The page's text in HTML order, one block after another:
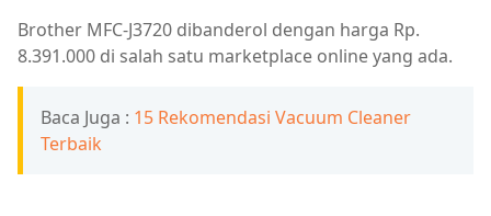
Brother MFC-J3720 dibanderol dengan harga Rp.
8.391.000 di salah satu marketplace online yang ada.
Baca Juga : 15 Rekomendasi Vacuum Cleaner
Terbaik